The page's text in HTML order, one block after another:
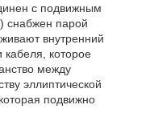
с подвижным
снабжен парой
внутренний
кабеля, которое
между
эллиптической
подвижно